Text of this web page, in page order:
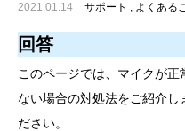
2021.01.14 サポート よくある
回答
このページでは、マイクが正
ない場合の対処法をご紹介し
ださい。